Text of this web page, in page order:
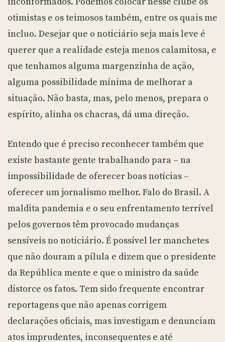
otimistas e os teimosos também, entre os quais me
incluo. Desejar que o noticiário seja mais leve é
querer que a realidade esteja menos calamitosa, e
que tenhamos alguma margenzinha de ação,
alguma possibilidade mínima de melhorar a
situação. Não basta, mas, pelo menos, prepara o
espírito, alinha os chacras, dá uma direção.
Entendo que é preciso reconhecer também que
existe bastante gente trabalhando para – na
impossibilidade de oferecer boas notícias –
oferecer um jornalismo melhor. Falo do Brasil. A
maldita pandemia e o seu enfrentamento terrível
pelos governos têm provocado mudanças
sensíveis no noticiário. É possível ler manchetes
que não douram a pílula e dizem que o presidente
da República mente e que o ministro da saúde
distorce os fatos. Tem sido frequente encontrar
reportagens que não apenas corrigem
declarações oficiais, mas investigam e denunciam
atos imprudentes, inconsequentes e até